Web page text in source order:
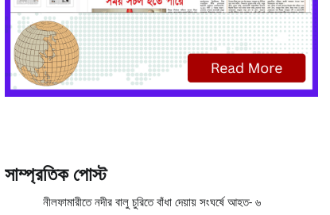
সাম্প্রতিক পোস্ট
নীলফামারীতে নদীর বালু চুরিতে বাঁধা দেয়ায় সংঘর্ষে আহত- ৬